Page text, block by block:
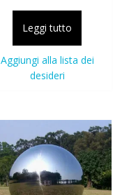
Leggi tutto
Aggiungi alla lista dei
desideri